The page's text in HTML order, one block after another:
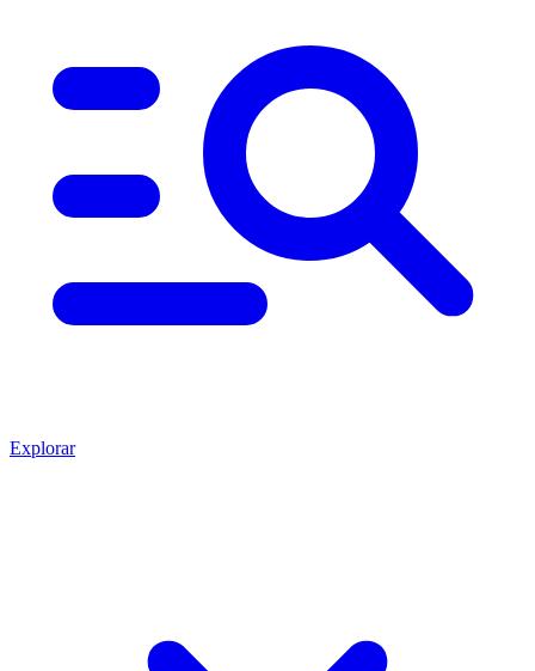
Explorar